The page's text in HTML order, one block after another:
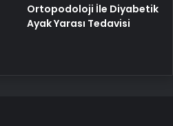
Ortopodoloji İle Diyabetik
Ayak Yarası Tedavisi